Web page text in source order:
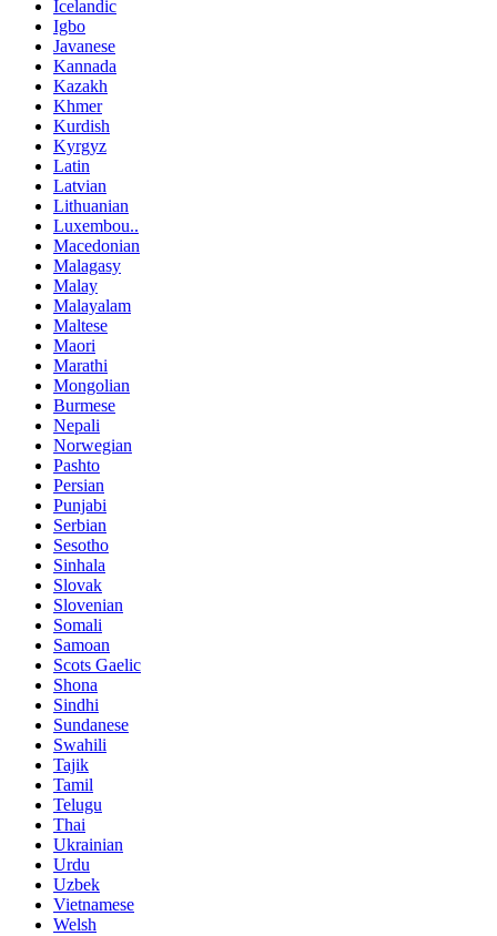
Icelandic
Igbo
Javanese
Kannada
Kazakh
Khmer
Kurdish
Kyrgyz
Latin
Latvian
Lithuanian
Luxembou..
Macedonian
Malagasy
Malay
Malayalam
Maltese
Maori
Marathi
Mongolian
Burmese
Nepali
Norwegian
Pashto
Persian
Punjabi
Serbian
Sesotho
Sinhala
Slovak
Slovenian
Somali
Samoan
Scots Gaelic
Shona
Sindhi
Sundanese
Swahili
Tajik
Tamil
Telugu
Thai
Ukrainian
Urdu
Uzbek
Vietnamese
Welsh